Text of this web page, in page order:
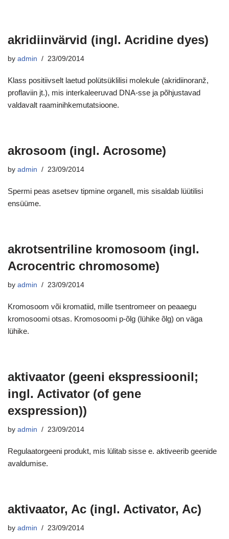
akridiinvärvid (ingl. Acridine dyes)
by admin 23/09/2014
Klass positiivselt laetud polütsüklilisi molekule (akridiinoranž,
proflaviin jt.), mis interkaleeruvad DNA-sse ja põhjustavad
valdavalt raaminihkemutatsioone.
akrosoom (ingl. Acrosome)
by admin 23/09/2014
Spermi peas asetsev tipmine organell, mis sisaldab lüütilisi
ensüüme.
akrotsentriline kromosoom (ingl.
Acrocentric chromosome)
by admin 23/09/2014
Kromosoom või kromatiid, mille tsentromeer on peaaegu
kromosoomi otsas. Kromosoomi p-õlg (lühike õlg) on väga
lühike.
aktivaator (geeni ekspressioonil;
ingl. Activator (of gene
exspression))
by admin 23/09/2014
Regulaatorgeeni produkt, mis lülitab sisse e. aktiveerib geenide
avaldumise.
aktivaator, Ac (ingl. Activator, Ac)
by admin 23/09/2014